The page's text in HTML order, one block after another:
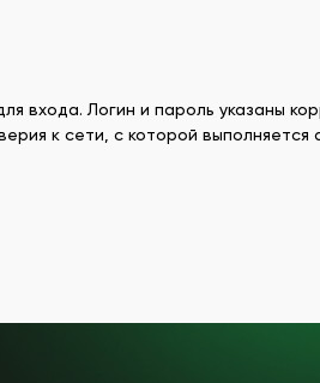
входа. Логин и пароль указаны
к сети, с которой выполняется